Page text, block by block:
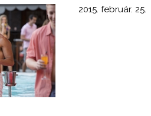
2015. február. 25.